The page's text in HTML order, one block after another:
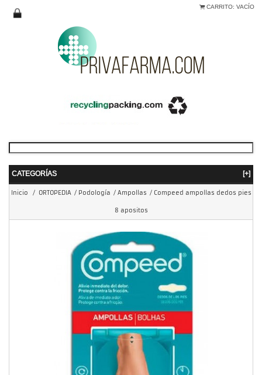
CARRITO: VACÍO
CATEGORÍAS [+]
Inicio / ORTOPEDIA / Podología / Ampollas / Compeed ampollas dedos pies
8 apositos